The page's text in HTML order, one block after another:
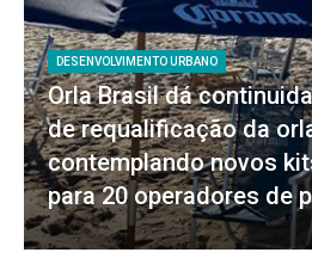
DESENVOLVIMENTO URBANO
Orla Brasil dá
de requalificação da
contemplando novos
para 20 operadores de